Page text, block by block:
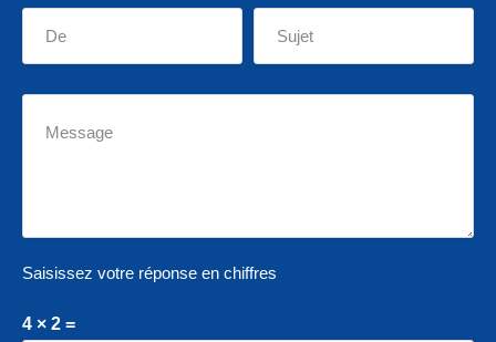
Saisissez votre réponse en chiffres
4 × 2 =